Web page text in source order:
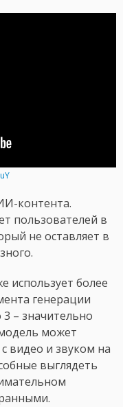
контента.
пользователей в
не оставляет в
использует более
генерации
– значительно
может
видео и звуком на
выглядеть